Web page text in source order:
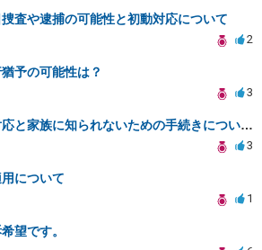
査や逮捕の可能性と初動対応について
2
予の可能性は？
3
書類送検後の対応と家族に知られないための手続きについて相談
3
について
1
望です。